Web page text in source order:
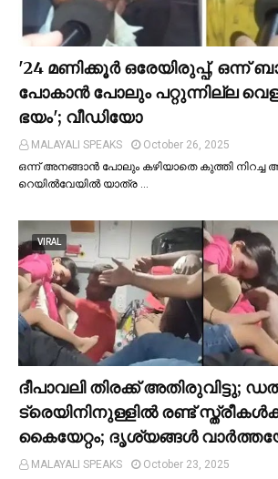
'24 മണിക്കൂര്‍ ഒരേയിരുപ്പ്, ഒന്ന്
പോകാന്‍ പോലും പറ്റുന്നില്ല
ഭയം'; വീഡിയോ
MALAYALI SPEAKS
October 26, 2025
ഒന്ന് അനങ്ങാന്‍ പോലും കഴിയാതെ കുത്തി
റെയില്‍വേയില്‍ യാത്ര …
VIRAL
ദീപാവലി തിരക്ക് അതിരുവിട്ടു;
ട്രെയിനിനുള്ളില്‍ രണ്ട്
കൈയേറ്റം; ദൃശ്യങ്ങള്‍
MALAYALI SPEAKS
October 23, 2025